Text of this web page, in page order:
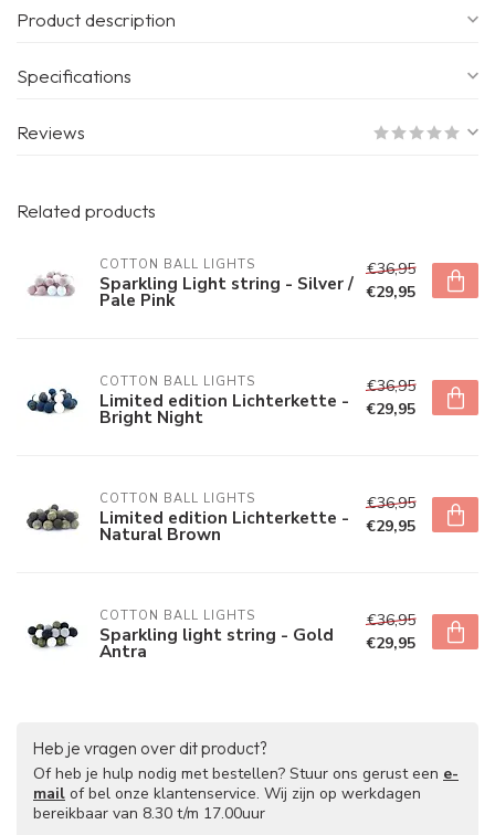
Product description
Specifications
Reviews
Related products
COTTON BALL LIGHTS
Sparkling Light string - Silver /
Pale Pink
€36,95
€29,95
COTTON BALL LIGHTS
Limited edition Lichterkette -
Bright Night
€36,95
€29,95
COTTON BALL LIGHTS
Limited edition Lichterkette -
Natural Brown
€36,95
€29,95
COTTON BALL LIGHTS
Sparkling light string - Gold
Antra
€36,95
€29,95
Heb je vragen over dit product?
Of heb je hulp nodig met bestellen? Stuur ons gerust een e-
mail of bel onze klantenservice. Wij zijn op werkdagen
bereikbaar van 8.30 t/m 17.00uur